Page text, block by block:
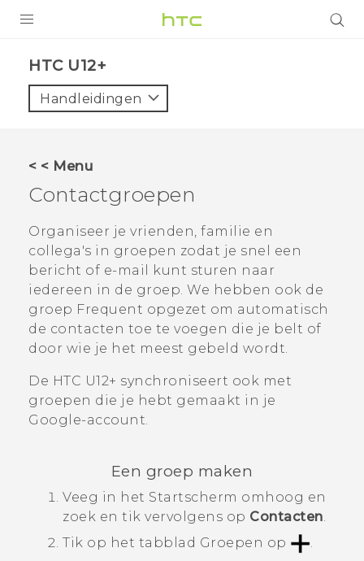
VIVE
HTC Club
SUPPORT
HTC-apparaten & -accessoires
VIVERSE
Aanmelden
HTC U12+‎
Handleidingen
< < Menu
Contactgroepen
Organiseer je vrienden, familie en
collega's in groepen zodat je snel een
bericht of e-mail kunt sturen naar
iedereen in de groep. We hebben ook de
groep Frequent opgezet om automatisch
de contacten toe te voegen die je belt of
door wie je het meest gebeld wordt.
De HTC U12+‍ synchroniseert ook met
groepen die je hebt gemaakt in je
Google-account.
Een groep maken
Veeg in het Startscherm omhoog en
zoek en tik vervolgens op Contacten.
Tik op het tabblad Groepen op
.